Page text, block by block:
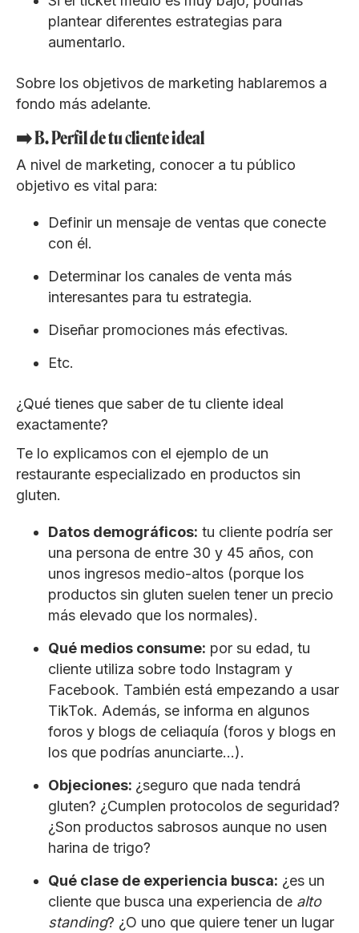
plantear diferentes estrategias para
aumentarlo.
Sobre los objetivos de marketing hablaremos a
fondo más adelante.
➡️ B. Perfil de tu cliente ideal
A nivel de marketing, conocer a tu público
objetivo es vital para:
Definir un mensaje de ventas que conecte
con él.
Determinar los canales de venta más
interesantes para tu estrategia.
Diseñar promociones más efectivas.
Etc.
¿Qué tienes que saber de tu cliente ideal
exactamente?
Te lo explicamos con el ejemplo de un
restaurante especializado en productos sin
gluten.
Datos demográficos: tu cliente podría ser
una persona de entre 30 y 45 años, con
unos ingresos medio-altos (porque los
productos sin gluten suelen tener un precio
más elevado que los normales).
Qué medios consume: por su edad, tu
cliente utiliza sobre todo Instagram y
Facebook. También está empezando a usar
TikTok. Además, se informa en algunos
foros y blogs de celiaquía (foros y blogs en
los que podrías anunciarte…).
Objeciones: ¿seguro que nada tendrá
gluten? ¿Cumplen protocolos de seguridad?
¿Son productos sabrosos aunque no usen
harina de trigo?
Qué clase de experiencia busca: ¿es un
cliente que busca una experiencia de alto
standing? ¿O uno que quiere tener un lugar